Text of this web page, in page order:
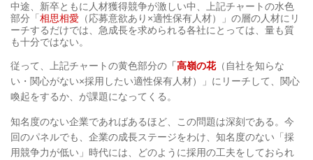
中途、新卒ともに人材獲得競争が激しい中、上記チャートの水色
部分「 相思相愛 （応募意欲あり×適性保有人材）」の層の人材にリ
ーチするだけでは、急成長を求められる各社にとっては、量も質
も十分ではない。
従って、上記チャートの黄色部分の 「高嶺の花（自社を知らな
い・関心がない×採用したい適性保有人材）」にリーチして、関心
喚起をするか、が課題になってくる。
知名度のない企業であればあるほど、この問題は深刻である。今
回のパネルでも、企業の成長ステージをわけ、知名度のない「採
用競争力が低い」時代には、どのように採用の工夫をしておられ